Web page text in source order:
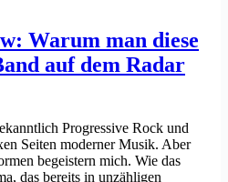
Warum man diese
auf dem Radar
Progressive Rock und
Seiten moderner Musik. Aber
begeistern mich. Wie das
das bereits in unzähligen